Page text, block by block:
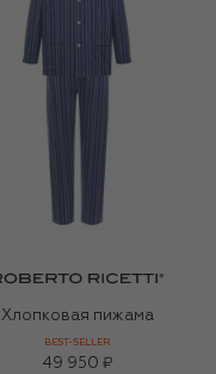
Хлопковая пижама
BEST-SELLER
49 950 ₽